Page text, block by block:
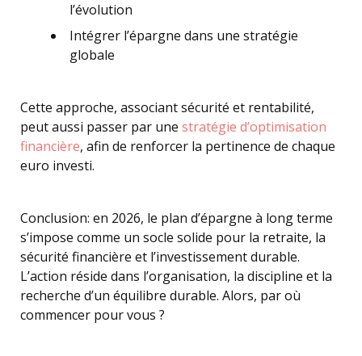
l’évolution
Intégrer l’épargne dans une stratégie
globale
Cette approche, associant sécurité et rentabilité,
peut aussi passer par une stratégie d’optimisation
financière, afin de renforcer la pertinence de chaque
euro investi.
Conclusion: en 2026, le plan d’épargne à long terme
s’impose comme un socle solide pour la retraite, la
sécurité financière et l’investissement durable.
L’action réside dans l’organisation, la discipline et la
recherche d’un équilibre durable. Alors, par où
commencer pour vous ?